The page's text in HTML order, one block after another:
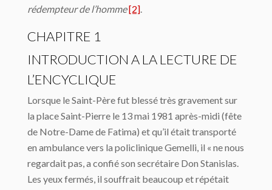
rédempteur de l’homme[2].
CHAPITRE 1
INTRODUCTION A LA LECTURE DE
L’ENCYCLIQUE
Lorsque le Saint-Père fut blessé très gravement sur
la place Saint-Pierre le 13 mai 1981 après-midi (fête
de Notre-Dame de Fatima) et qu’il était transporté
en ambulance vers la policlinique Gemelli, il « ne nous
regardait pas, a confié son secrétaire Don Stanislas.
Les yeux fermés, il souffrait beaucoup et répétait